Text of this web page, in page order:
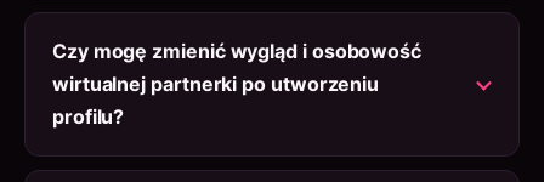
Czy mogę zmienić wygląd i osobowość
wirtualnej partnerki po utworzeniu
profilu?